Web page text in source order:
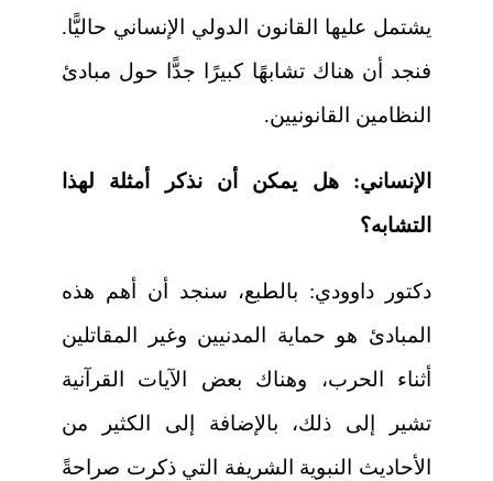
يشتمل عليها القانون الدولي الإنساني حاليًّا.
فنجد أن هناك تشابهًا كبيرًا جدًّا حول مبادئ
النظامين القانونيين.
الإنساني:هل يمكن أن نذكر أمثلة لهذا
التشابه؟
دكتور داوودي: بالطبع، سنجد أن أهم هذه
المبادئ هو حماية المدنيين وغير المقاتلين
أثناء الحرب، وهناك بعض الآيات القرآنية
تشير إلى ذلك، بالإضافة إلى الكثير من
الأحاديث النبوية الشريفة التي ذكرت صراحةً